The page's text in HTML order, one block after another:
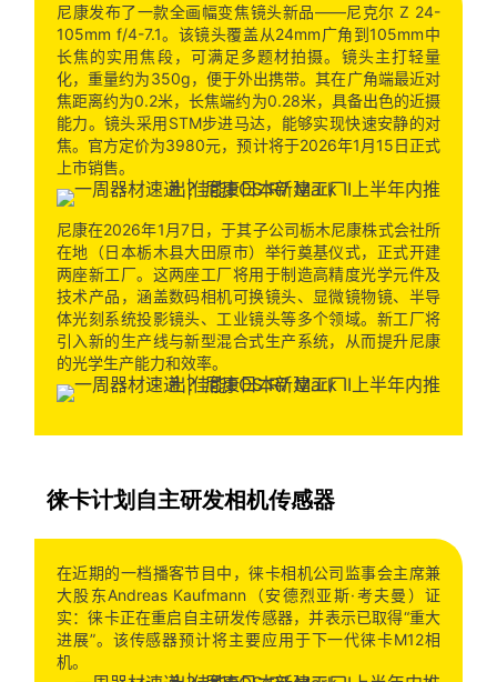
尼康发布了一款全画幅变焦镜头新品——尼克尔 Z 24-
105mm f/4-7.1。该镜头覆盖从24mm广角到105mm中
长焦的实用焦段，可满足多题材拍摄。镜头主打轻量
化，重量约为350g，便于外出携带。其在广角端最近对
焦距离约为0.2米，长焦端约为0.28米，具备出色的近摄
能力。镜头采用STM步进马达，能够实现快速安静的对
焦。官方定价为3980元，预计将于2026年1月15日正式
上市销售。
尼康在2026年1月7日，于其子公司栃木尼康株式会社所
在地（日本栃木县大田原市）举行奠基仪式，正式开建
两座新工厂。这两座工厂将用于制造高精度光学元件及
技术产品，涵盖数码相机可换镜头、显微镜物镜、半导
体光刻系统投影镜头、工业镜头等多个领域。新工厂将
引入新的生产线与新型混合式生产系统，从而提升尼康
的光学生产能力和效率。
徕卡计划自主研发相机传感器
在近期的一档播客节目中，徕卡相机公司监事会主席兼
大股东Andreas Kaufmann（安德烈亚斯·考夫曼）证
实：徕卡正在重启自主研发传感器，并表示已取得“重大
进展”。该传感器预计将主要应用于下一代徕卡M12相
机。